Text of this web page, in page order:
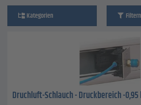
Kategorien
Druchluft-Schlauch - Druckbereich -0,95